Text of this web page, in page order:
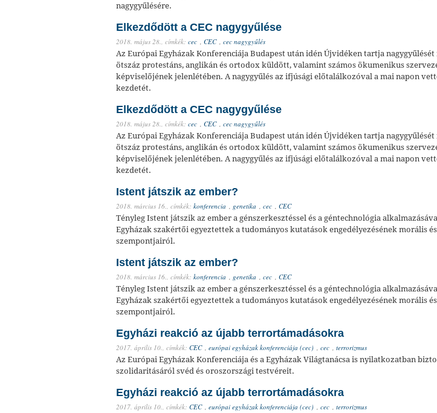
nagygyűlésére.
Elkezdődött a CEC nagygyűlése
2018. május 28., címkék: cec , CEC , cec nagygyűlés
Az Európai Egyházak Konferenciája Budapest után idén Újvidéken tartja
ötszáz protestáns, anglikán és ortodox küldött, valamint számos ökumenikus
képviselőjének jelenlétében. A nagygyűlés az ifjúsági előtalálkozóval a mai napon
kezdetét.
Elkezdődött a CEC nagygyűlése
2018. május 28., címkék: cec , CEC , cec nagygyűlés
Az Európai Egyházak Konferenciája Budapest után idén Újvidéken tartja
ötszáz protestáns, anglikán és ortodox küldött, valamint számos ökumenikus
képviselőjének jelenlétében. A nagygyűlés az ifjúsági előtalálkozóval a mai napon
kezdetét.
Istent játszik az ember?
2018. március 16., címkék: konferencia , genetika , cec , CEC
Tényleg Istent játszik az ember a génszerkesztéssel és a géntechnológia
Egyházak szakértői egyeztettek a tudományos kutatások engedélyezésének morális
szempontjairól.
Istent játszik az ember?
2018. március 16., címkék: konferencia , genetika , cec , CEC
Tényleg Istent játszik az ember a génszerkesztéssel és a géntechnológia
Egyházak szakértői egyeztettek a tudományos kutatások engedélyezésének morális
szempontjairól.
Egyházi reakció az újabb terrortámadásokra
2017. április 10., címkék: CEC , európai egyházak konferenciája (cec) , cec , terrorizmus
Az Európai Egyházak Konferenciája és a Egyházak Világtanácsa is nyilatkozatban
szolidaritásáról svéd és oroszországi testvéreit.
Egyházi reakció az újabb terrortámadásokra
2017. április 10., címkék: CEC , európai egyházak konferenciája (cec) , cec , terrorizmus